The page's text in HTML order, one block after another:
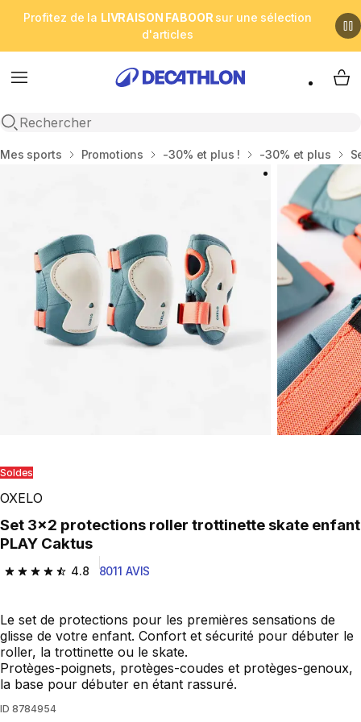
Profitez de la LIVRAISON FABOOR sur une sélection
d'articles
Menu
Open search
My
Accueil
Mes sports Promotions -30% et plus ! -30% et plus
Soldes
OXELO
Set 3x2 protections roller trottinette skate enfant
PLAY Caktus
4.8
4.8 out of 5 stars from 8011 reviews
8011 AVIS
Le set de protections pour les premières sensations de
glisse de votre enfant. Confort et sécurité pour débuter le
roller, la trottinette ou le skate.
Protèges-poignets, protèges-coudes et protèges-genoux,
la base pour débuter en étant rassuré.
ID 8784954